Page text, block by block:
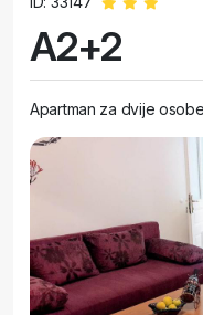
A2+2
Apartman za dvije